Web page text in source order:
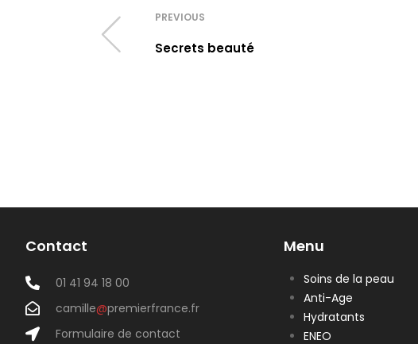
PREVIOUS
Secrets beauté
Contact
01 41 94 18 00
camille@premierfrance.fr
Formulaire de contact
Menu
Soins de la peau
Anti-Age
Hydratants
ENEO